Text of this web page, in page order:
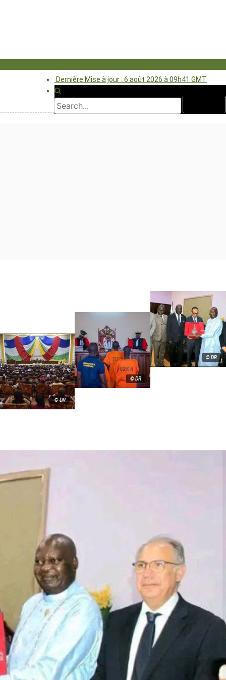
Dernière Mise à jour : 6 août 2026 à 09h41 GMT
© DR
© DR
© DR